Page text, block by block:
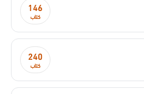
146
كتاب
240
كتاب